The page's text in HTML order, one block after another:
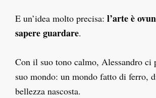
E un’idea molto precisa: l’arte è
sapere guardare.
Con il suo tono calmo, Alessandro ci
suo mondo: un mondo fatto di ferro,
bellezza nascosta.